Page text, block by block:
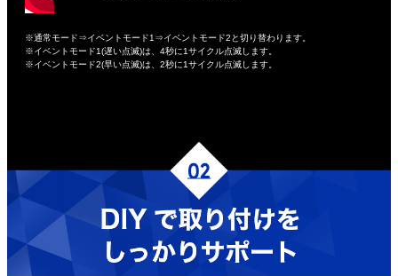
※通常モード⇒イベントモード1⇒イベントモード2と切り替わります。
※イベントモード1(遅い点滅)は、4秒に1サイクル点滅します。
※イベントモード2(早い点滅)は、2秒に1サイクル点滅します。